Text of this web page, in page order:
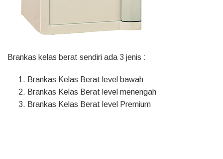
Brankas kelas berat sendiri ada 3 jenis :
Brankas Kelas Berat level bawah
Brankas Kelas Berat level menengah
Brankas Kelas Berat level Premium